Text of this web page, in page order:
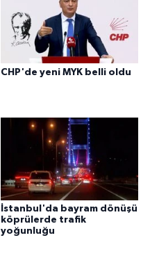
CHP'de yeni MYK belli oldu
İstanbul'da bayram dönüşü
köprülerde trafik
yoğunluğu